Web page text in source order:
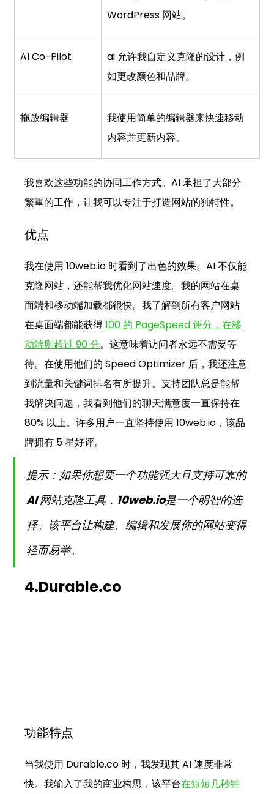
WordPress 网站。
AI Co-Pilot
ai 允许我自定义克隆的设计，例
如更改颜色和品牌。
拖放编辑器
我使用简单的编辑器来快速移动
内容并更新内容。
我喜欢这些功能的协同工作方式。AI 承担了大部分
繁重的工作，让我可以专注于打造网站的独特性。
优点
我在使用 10web.io 时看到了出色的效果。AI 不仅能
克隆网站，还能帮我优化网站速度。我的网站在桌
面端和移动端加载都很快。我了解到所有客户网站
在桌面端都能获得 100 的 PageSpeed 评分，在移
动端则超过 90 分。这意味着访问者永远不需要等
待。在使用他们的 Speed Optimizer 后，我还注意
到流量和关键词排名有所提升。支持团队总是能帮
我解决问题，我看到他们的聊天满意度一直保持在
80% 以上。许多用户一直坚持使用 10web.io ，该品
牌拥有 5 星好评。
提示：如果你想要一个功能强大且支持可靠的
AI 网站克隆工具， 10web.io是一个明智的选
择。该平台让构建、编辑和发展你的网站变得
轻而易举。
4.Durable.co
功能特点
当我使用 Durable.co 时，我发现其 AI 速度非常
快。我输入了我的商业构思，该平台在短短几秒钟